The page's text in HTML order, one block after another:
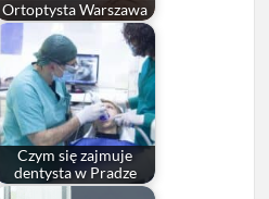
Ortoptysta Warszawa
Czym się zajmuje
dentysta w Pradze